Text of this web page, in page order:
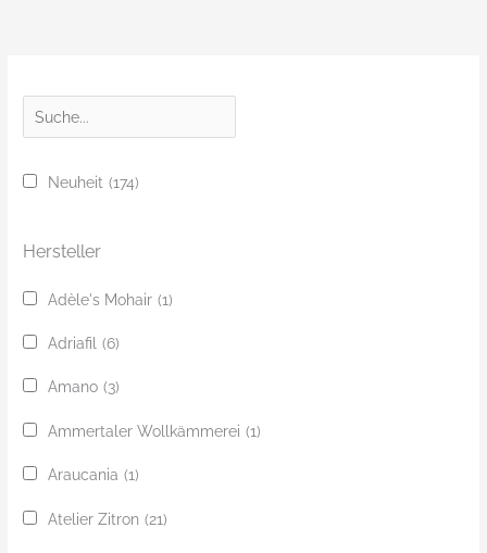
u
Neuheit (174)
Hersteller
Adèle's Mohair (1)
Adriafil (6)
Amano (3)
Ammertaler Wollkämmerei (1)
Araucania (1)
Atelier Zitron (21)